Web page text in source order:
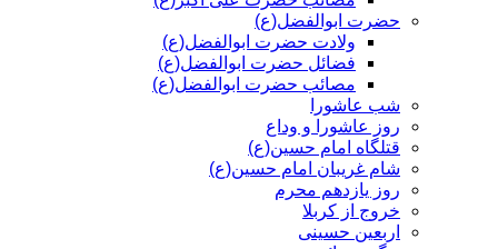
حضرت ابوالفضل(ع)
ولادت حضرت ابوالفضل(ع)
فضائل حضرت ابوالفضل(ع)
مصائب حضرت ابوالفضل(ع)
شب عاشورا
روز عاشورا و وداع
قتلگاه امام حسین(ع)
شام غریبان امام حسین(ع)
روز یازدهم محرم
خروج از کربلا
اربعین حسینی